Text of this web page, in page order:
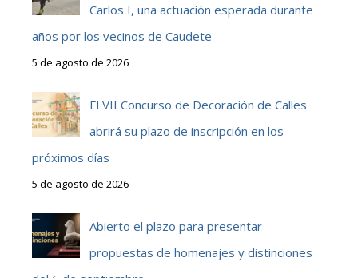
Carlos I, una actuación esperada durante
años por los vecinos de Caudete
5 de agosto de 2026
El VII Concurso de Decoración de Calles
abrirá su plazo de inscripción en los
próximos días
5 de agosto de 2026
Abierto el plazo para presentar
propuestas de homenajes y distinciones